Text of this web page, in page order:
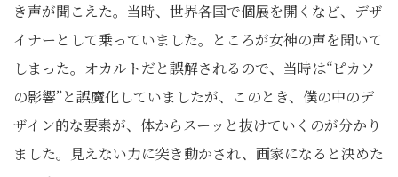
き声が聞こえた。当時、世界各国で個展を開くなど、デザ
イナーとして乗っていました。ところが女神の声を聞いて
しまった。オカルトだと誤解されるので、当時は“ピカソ
の影響”と誤魔化していましたが、このとき、僕の中のデ
ザイン的な要素が、体からスーッと抜けていくのが分かり
ました。見えない力に突き動かされ、画家になると決めた